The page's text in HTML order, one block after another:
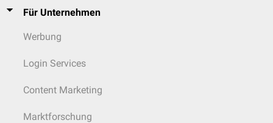
Für Unternehmen
Werbung
Login Services
Content Marketing
Marktforschung